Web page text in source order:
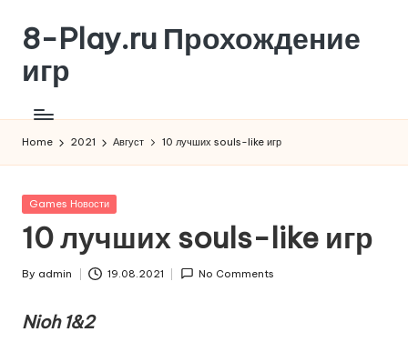
Skip
content
8-Play.ru Прохождение
игр
Home 2021 Август 10 лучших souls-like игр
Posted
Games Новости
10 лучших souls-like игр
Posted
By admin 19.08.2021 No Comments
Nioh 1&2